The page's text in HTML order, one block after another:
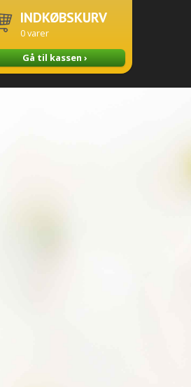
INDKØBSKURV
0varer
Gå til kassen ›